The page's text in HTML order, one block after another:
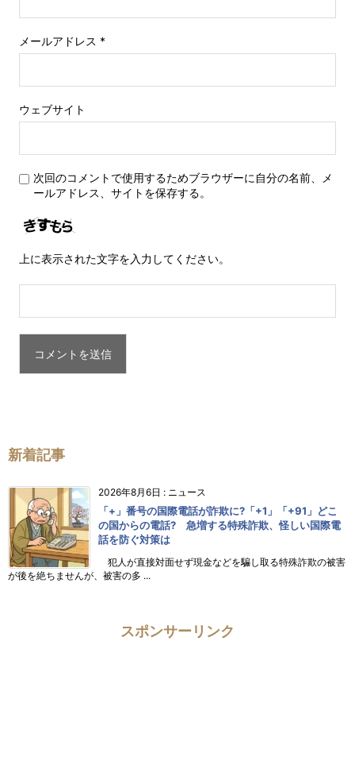
メールアドレス *
ウェブサイト
次回のコメントで使用するためブラウザーに自分の名前、メ
ールアドレス、サイトを保存する。
上に表示された文字を入力してください。
新着記事
2026年8月6日 : ニュース
「+」番号の国際電話が詐欺に?「+1」「+91」どこ
の国からの電話? 急増する特殊詐欺、怪しい国際電
話を防ぐ対策は
犯人が直接対面せず現金などを騙し取る特殊詐欺の被害
が後を絶ちませんが、被害の多 ...
スポンサーリンク